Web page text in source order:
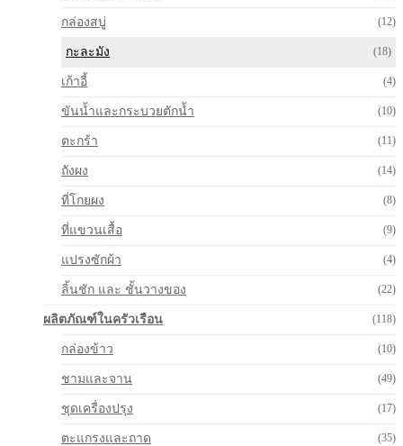
กล่องสบู่ (12)
กะละมัง (18)
เก้าอี้ (4)
ขันน้ำและกระบวยตักน้ำ (10)
ตะกร้า (11)
ถังผง (14)
ที่โกยผง (8)
ที่แขวนเสื้อ (9)
แปรงซักผ้า (4)
ลิ้นชัก และ ชั้นวางของ (22)
ผลิตภัณฑ์ในครัวเรือน (118)
กล่องข้าว (10)
ชามและจาน (49)
ชุดเครื่องปรุง (17)
ตะแกรงและถาด (35)